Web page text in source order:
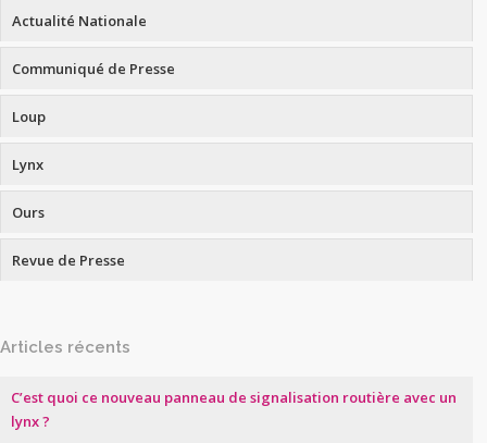
Actualité Nationale
Communiqué de Presse
Loup
Lynx
Ours
Revue de Presse
Articles récents
C’est quoi ce nouveau panneau de signalisation routière avec un
lynx ?